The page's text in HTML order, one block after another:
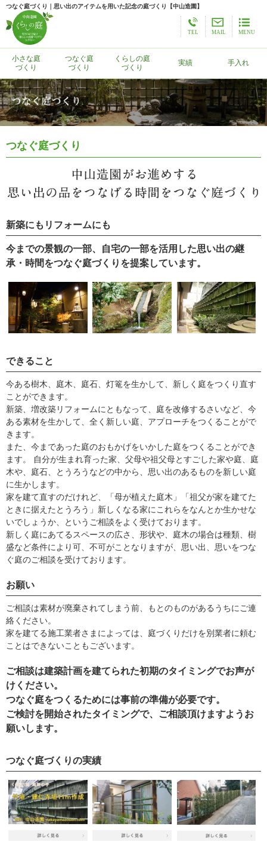
つなぐ庭づくり｜思い出のアイテムを用いた記念の庭づくり【中山造園】
MENU
MAIL
TEL
小さな庭
づくり
つなぐ庭
づくり
くらしの庭
づくり
実績 手入れ
つなぐ庭づくり
新築にもリフォームにも
今までの景観の一部、自宅の一部を活用した思い出の継
承・時間をつなぐ庭づくりを提案しています。
できること
今ある樹木、庭木、庭石、灯篭を生かして、新しく庭をつくり直す
ことができます。
新築、増改築リフォームにともなって、庭を改修するさいなど、今
ある素材を生かして、全く新しい庭、アプローチをつくることがで
きます。
また、今まであった庭のおもかげをいかした庭をつくることができ
ます。 自分が生まれ育った家、父母や祖父母とすごした家や庭、庭
木や、庭石、とうろうなどの中から、思い出のあるものを新しい庭
に生かします。
家を建て直すのだけれど、「母が植えた庭木」「祖父が家を建てた
ときに据えたとうろう」新しくなる家にこれらをなんとか生かせな
いでしょうか、というご相談をよく受けております。
新しく庭にあてるスペースの広さ、形状や、庭木の場合は種類、樹
盛など条件により可、不可がことなりますが、思い出、思いをつな
ぐ庭のご相談を受けております。
お願い
ご相談は素材が廃棄されてしまう前、もとのものがあるうちにご連
絡ください。
家を建てる施工業者さまによっては、庭づくりだけを別業者に頼む
ことはできないこともございます。
ご相談は建築計画を建てられた初期のタイミングでお声が
けください。
つなぐ庭をつくるためには事前の準備が必要です。
ご検討を開始されたタイミングで、ご相談頂けますようお
願いします。
つなぐ庭づくりの実績